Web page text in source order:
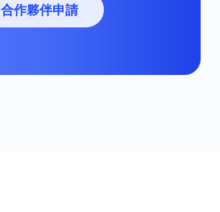
合作夥伴申請